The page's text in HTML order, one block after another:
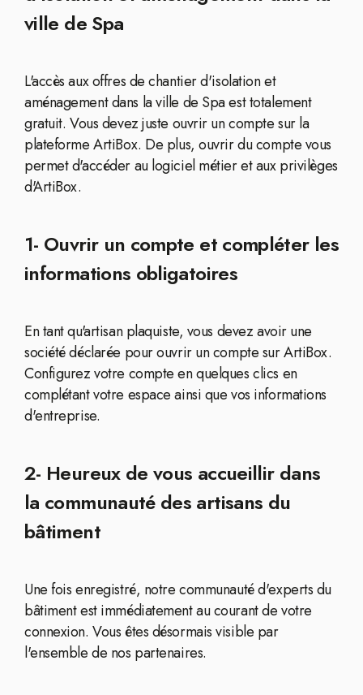
ville de Spa
L'accès aux offres de chantier d'isolation et
aménagement dans la ville de Spa est totalement
gratuit. Vous devez juste ouvrir un compte sur la
plateforme ArtiBox. De plus, ouvrir du compte vous
permet d'accéder au logiciel métier et aux privilèges
d'ArtiBox.
1- Ouvrir un compte et compléter les
informations obligatoires
En tant qu'artisan plaquiste, vous devez avoir une
société déclarée pour ouvrir un compte sur ArtiBox.
Configurez votre compte en quelques clics en
complétant votre espace ainsi que vos informations
d'entreprise.
2- Heureux de vous accueillir dans
la communauté des artisans du
bâtiment
Une fois enregistré, notre communauté d'experts du
bâtiment est immédiatement au courant de votre
connexion. Vous êtes désormais visible par
l'ensemble de nos partenaires.